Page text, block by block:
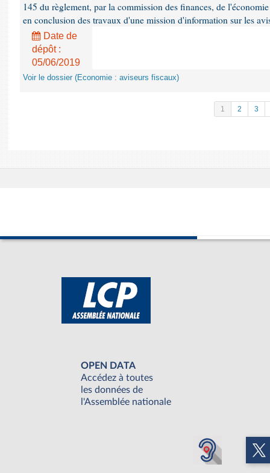
145 du règlement, par la commission des finances, de
en conclusion des travaux d'une mission d'information sur les
Date de
dépôt :
05/06/2019
Voir le dossier (Economie : aviseurs fiscaux)
1 2 3
OPEN DATA
Accédez à toutes
les données de
l'Assemblée nationale